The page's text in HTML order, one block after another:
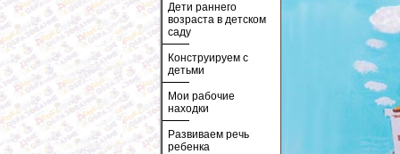
Дети раннего
возраста в детском
саду
Конструируем с
детьми
Мои рабочие
находки
Развиваем речь
ребенка